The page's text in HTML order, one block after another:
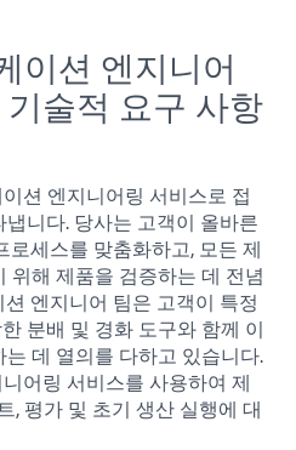
이션 엔지니어
술적 요구 사항
션 엔지니어링 서비스로 접
니다. 당사는 고객이 올바른
로세스를 맞춤화하고, 모든 제
위해 제품을 검증하는 데 전념
엔지니어 팀은 고객이 특정
분배 및 경화 도구와 함께 이
데 열의를 다하고 있습니다.
어링 서비스를 사용하여 제
, 평가 및 초기 생산 실행에 대